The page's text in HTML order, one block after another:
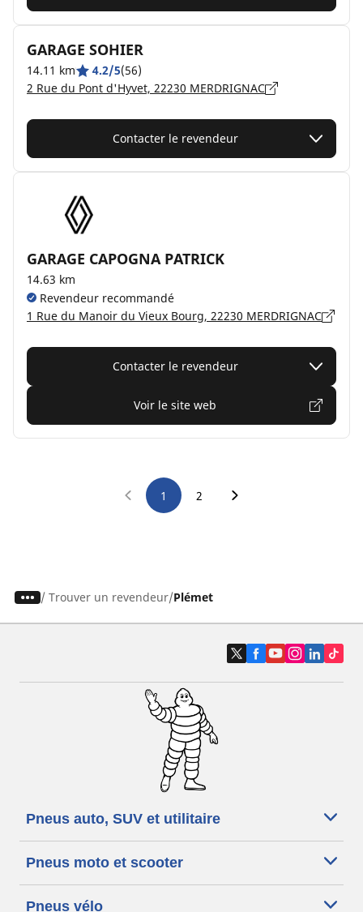
GARAGE SOHIER
14.11 km 4.2/5(56)
2 Rue du Pont d'Hyvet, 22230 MERDRIGNAC
Contacter le revendeur
GARAGE CAPOGNA PATRICK
14.63 km
Revendeur recommandé
1 Rue du Manoir du Vieux Bourg, 22230 MERDRIGNAC
Contacter le revendeur
Voir le site web
1 2
/ Trouver un revendeur Plémet
Pneus auto, SUV et utilitaire
Pneus moto et scooter
Pneus vélo